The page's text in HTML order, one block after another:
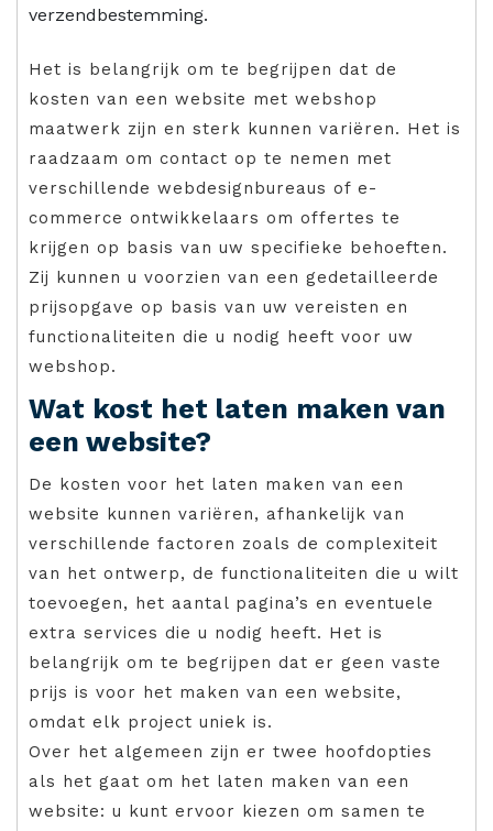
verzendbestemming.
Het is belangrijk om te begrijpen dat de
kosten van een website met webshop
maatwerk zijn en sterk kunnen variëren. Het is
raadzaam om contact op te nemen met
verschillende webdesignbureaus of e-
commerce ontwikkelaars om offertes te
krijgen op basis van uw specifieke behoeften.
Zij kunnen u voorzien van een gedetailleerde
prijsopgave op basis van uw vereisten en
functionaliteiten die u nodig heeft voor uw
webshop.
Wat kost het laten maken van
een website?
De kosten voor het laten maken van een
website kunnen variëren, afhankelijk van
verschillende factoren zoals de complexiteit
van het ontwerp, de functionaliteiten die u wilt
toevoegen, het aantal pagina’s en eventuele
extra services die u nodig heeft. Het is
belangrijk om te begrijpen dat er geen vaste
prijs is voor het maken van een website,
omdat elk project uniek is.
Over het algemeen zijn er twee hoofdopties
als het gaat om het laten maken van een
website: u kunt ervoor kiezen om samen te